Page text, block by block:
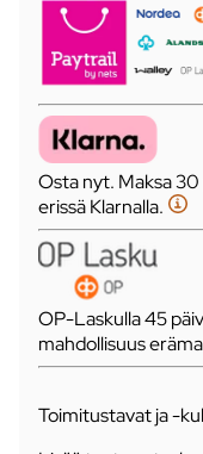
Osta nyt. Maksa
erissä Klarnalla.
OP-Laskulla 45
mahdollisuus
Toimitustavat ja -